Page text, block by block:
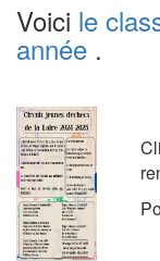
Voici le
année .